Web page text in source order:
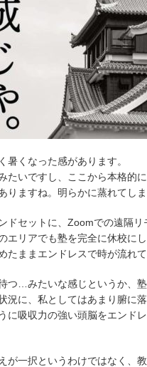
暑くなった感があります。
たいですし、ここから本格的
りますね。明らかに蒸れてし
ドセットに、Zoomでの遠隔
エリアでも塾を完全に休校に
たままエンドレスで時が流れ
つ…みたいな感じというか、
況に、私としてはあまり腑に
に吸収力の強い頭脳をエンド
が一択というわけではなく、